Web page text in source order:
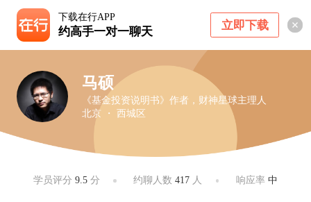
下载在行APP
约高手一对一聊天 立即下载
马硕
《基金投资说明书》作者，财神星球主理人
北京 ・ 西城区
学员评分9.5 分 约聊人数417 人 响应率 中